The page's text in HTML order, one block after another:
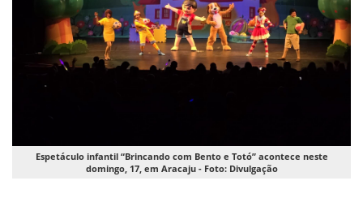
Espetáculo infantil “Brincando com Bento e Totó” acontece neste
domingo, 17, em Aracaju - Foto: Divulgação